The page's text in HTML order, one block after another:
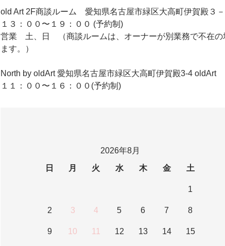
old Art 2F商談ルーム 愛知県名古屋市緑区大高町伊賀殿３
１３：００〜１９：００ (予約制)
営業 土、日 （商談ルームは、オーナーが別業務で不在の
ます。）
North by oldArt 愛知県名古屋市緑区大高町伊賀殿3-4
１１：００〜１６：００(予約制)
2026年8月
日
月 火 水 木 金 土
1
2 3 4 5 6 7 8
9 10 11 12 13 14 15